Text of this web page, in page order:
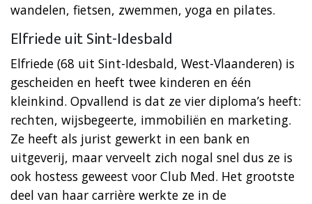
wandelen, fietsen, zwemmen, yoga en pilates.
Elfriede uit Sint-Idesbald
Elfriede (68 uit Sint-Idesbald, West-Vlaanderen) is
gescheiden en heeft twee kinderen en één
kleinkind. Opvallend is dat ze vier diploma’s heeft:
rechten, wijsbegeerte, immobiliën en marketing.
Ze heeft als jurist gewerkt in een bank en
uitgeverij, maar verveelt zich nogal snel dus ze is
ook hostess geweest voor Club Med. Het grootste
deel van haar carrière werkte ze in de